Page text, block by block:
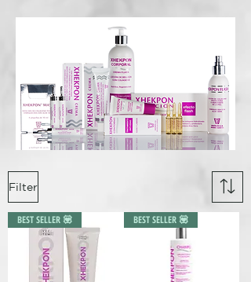
Filter
BEST SELLER 💟 BEST SELLER 💟